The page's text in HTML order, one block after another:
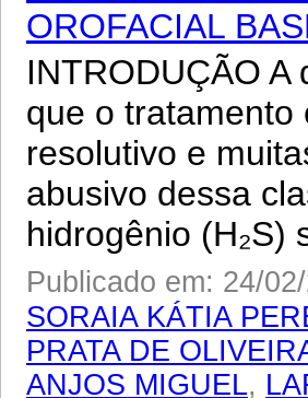
OROFACIAL
INTRODUÇÃO
que o tratamento
resolutivo e
abusivo dessa
hidrogênio (H₂S)
Publicado em: 24/
SORAIA KÁTIA
PRATA DE
ANJOS MIGUEL,